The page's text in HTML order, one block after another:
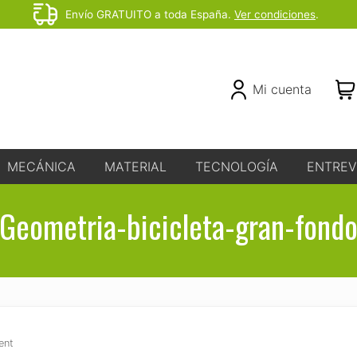
Before
Envío GRATUITO a toda España. Ver condiciones.
Header
RightMi cuenta
MECÁNICA MATERIAL TECNOLOGÍA
Geometria-bicicleta-gran-fondo